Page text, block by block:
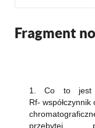
Fragment
1. Co to jest
Rf-
przebytej